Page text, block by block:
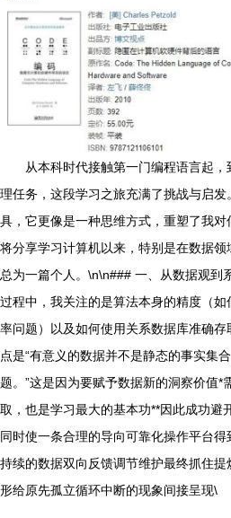
从本科时代接触第一门编程语言起
理任务，这段学习之旅充满了挑战与启
具，它更像是一种思维方式，重塑了我
将分享学习计算机以来，特别是在数据
总为一篇个人。\n\n### 一、从数据观到
过程中，我关注的是算法本身的精度（
率问题）以及如何使用关系数据库准确
点是“有意义的数据并不是静态的事实集
题。”这是因为要赋予数据新的洞察价值*
取，也是学习最大的基本功**因此成功避
同时使一条合理的导向可靠化操作平台
持续的数据双向反馈调节维护最终抓住
形给原先孤立循环中断的现象间接呈现\